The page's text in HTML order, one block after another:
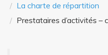
La charte de répartition
Prestataires d’activités –